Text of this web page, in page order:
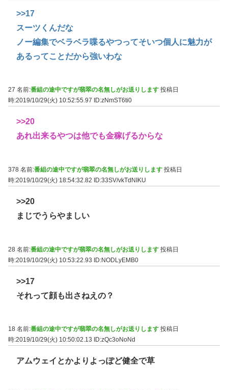
>>17
スーツくんだな
ノー編集でベラベラ喋るやつってそいつ個人に魅力が
あるってことだから強いわな
27 名前:番組の途中ですが翡翠の名無しがお送りします 投稿日
時:2019/10/29(火) 10:52:55.97
ID:zNmST6ti0
>>20
あれ出来るやつは他でも金稼げるからな
378 名前:番組の途中ですが翡翠の名無しがお送りします 投稿日
時:2019/10/29(火) 18:54:32.82
ID:33SV/vkTdNIKU
>>20
まじでうらやましい
28 名前:番組の途中ですが翡翠の名無しがお送りします 投稿日
時:2019/10/29(火) 10:53:22.93 ID:NODLyEMB0
>>17
それって顔も出さねえの？
18 名前:番組の途中ですが翡翠の名無しがお送りします 投稿日
時:2019/10/29(火) 10:50:02.13
ID:zQc3oNoNd
アムウェイとかよりよっぽど健全で草